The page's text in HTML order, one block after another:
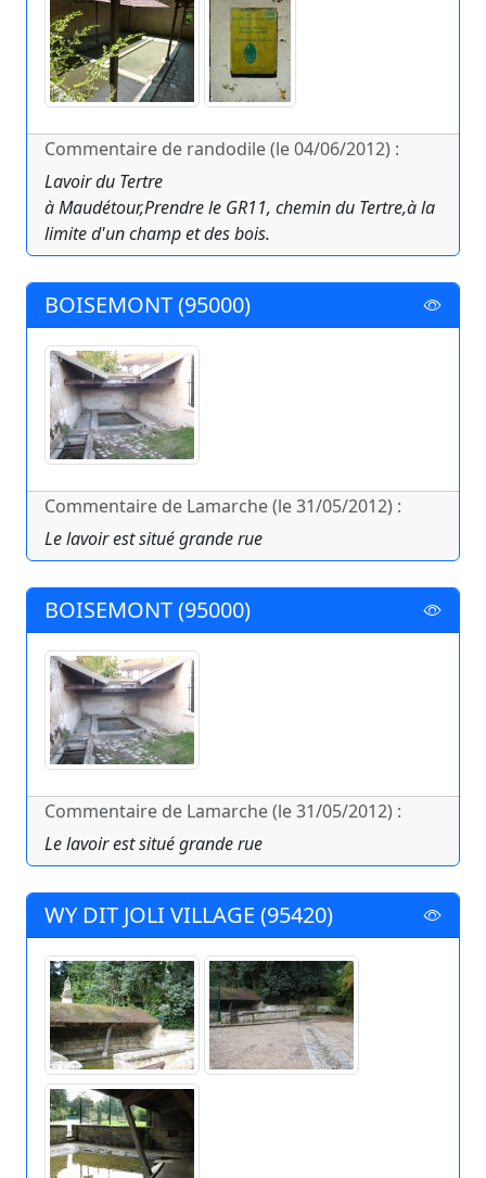
Commentaire de randodile (le 04/06/2012) :
Lavoir du Tertre
à Maudétour,Prendre le GR11, chemin du Tertre,à la
limite d'un champ et des bois.
BOISEMONT (95000)
Commentaire de Lamarche (le 31/05/2012) :
Le lavoir est situé grande rue
BOISEMONT (95000)
Commentaire de Lamarche (le 31/05/2012) :
Le lavoir est situé grande rue
WY DIT JOLI VILLAGE (95420)